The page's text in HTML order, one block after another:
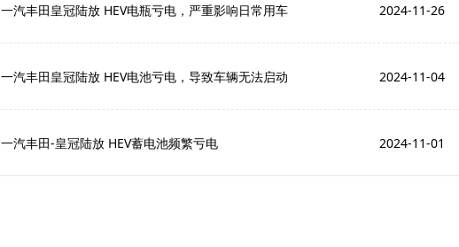
一汽丰田皇冠陆放 HEV电瓶亏电，严重影响日常用车 2024-11-26
一汽丰田皇冠陆放 HEV电池亏电，导致车辆无法启动 2024-11-04
一汽丰田-皇冠陆放 HEV蓄电池频繁亏电 2024-11-01